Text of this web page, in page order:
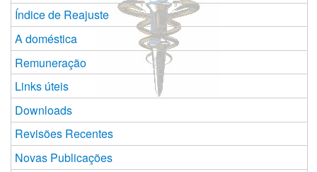
Índice de Reajuste
A doméstica
Remuneração
Links úteis
Downloads
Revisões Recentes
Novas Publicações